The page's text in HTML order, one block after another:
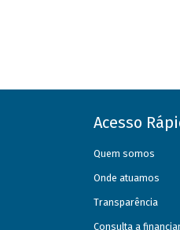
Acesso
Quem somos
Onde atuamos
Transparência
Consulta a